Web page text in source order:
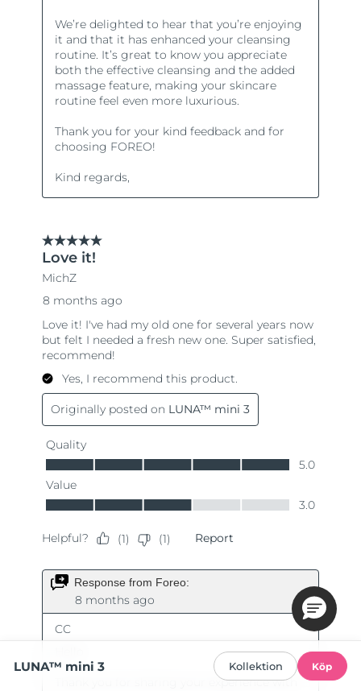
LUNA™ mini 3 Kollektion Köp